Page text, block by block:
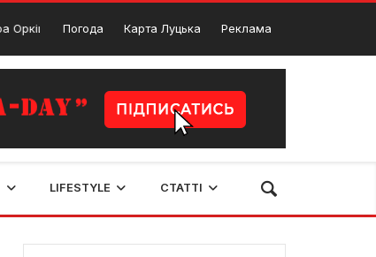
3 Лютого, 2024 На Волині сімейні лікарі пройшли курси
Погода Карта Луцька Реклама
LIFESTYLE СТАТТІ